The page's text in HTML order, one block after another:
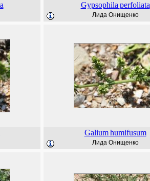
Gypsophila perfoliata
Лида Онищенко
Galium humifusum
Лида Онищенко